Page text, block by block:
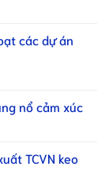
các dự án
nổ cảm xúc
TCVN keo